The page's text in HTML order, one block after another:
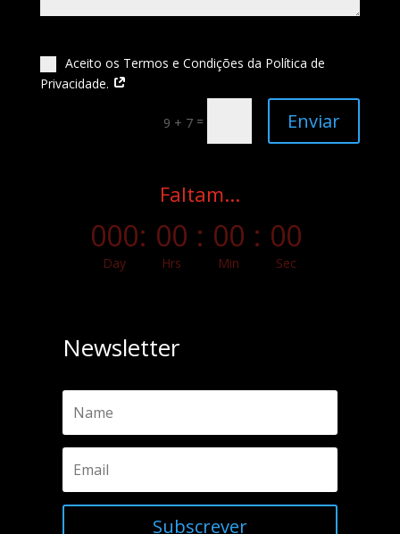
‎ Aceito os Termos e Condições da Política de
Privacidade.
9 + 7 = Enviar
Faltam...
000
Day
: 00
Hrs
: 00
Min
: 00
Sec
Newsletter
Subscrever